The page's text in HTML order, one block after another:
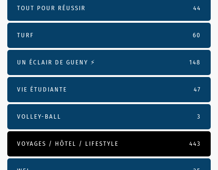
TOUT POUR RÉUSSIR 44
TURF 60
UN ÉCLAIR DE GUENY ⚡️ 148
VIE ÉTUDIANTE 47
VOLLEY-BALL 3
VOYAGES / HÔTEL / LIFESTYLE 443